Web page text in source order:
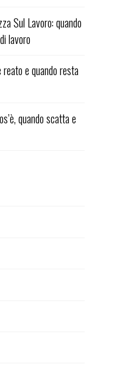
Sul Lavoro: quando
lavoro
reato e quando resta
quando scatta e